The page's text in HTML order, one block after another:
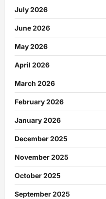
July 2026
June 2026
May 2026
April 2026
March 2026
February 2026
January 2026
December 2025
November 2025
October 2025
September 2025